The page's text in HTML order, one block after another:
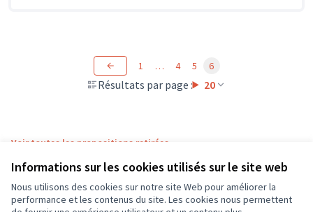
Informations sur les cookies utilisés sur le site web
Nous utilisons des cookies sur notre site Web pour améliorer la
performance et les contenus du site. Les cookies nous permettent
Résultats par page : 20
1 … 4 5 6
Voir toutes les propositions retirées
Conditions d'utilisation
Paramètres des cookies